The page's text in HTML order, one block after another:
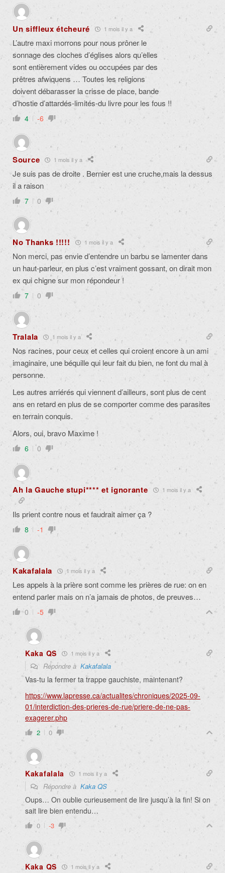
Un siffleux étcheuré 1 mois il y a
L’autre maxi morrons pour nous prôner le
sonnage des cloches d’églises alors qu’elles
sont entièrement vides ou occupées par des
prêtres afwiquens … Toutes les religions
doivent débarasser la crisse de place, bande
d’hostie d’attardés-limités-du livre pour les fous !!
4 -6
Source 1 mois il y a
Je suis pas de droite . Bernier est une cruche,mais la dessus
il a raison
7 0
No Thanks !!!!! 1 mois il y a
Non merci, pas envie d’entendre un barbu se lamenter dans
un haut-parleur, en plus c’est vraiment gossant, on dirait mon
ex qui chigne sur mon répondeur !
7 0
Tralala 1 mois il y a
Nos racines, pour ceux et celles qui croient encore à un ami
imaginaire, une béquille qui leur fait du bien, ne font du mal à
personne.
Les autres arriérés qui viennent d’ailleurs, sont plus de cent
ans en retard en plus de se comporter comme des parasites
en terrain conquis.
Alors, oui, bravo Maxime !
6 0
Ah la Gauche stupi**** et ignorante 1 mois il y a
Ils prient contre nous et faudrait aimer ça ?
8 -1
Kakafalala 1 mois il y a
Les appels à la prière sont comme les prières de rue: on en
entend parler mais on n’a jamais de photos, de preuves…
0 -5
Kaka QS 1 mois il y a
Répondre à Kakafalala
Vas-tu la fermer ta trappe gauchiste, maintenant?
https://www.lapresse.ca/actualites/chroniques/2025-09-
01/interdiction-des-prieres-de-rue/priere-de-ne-pas-
exagerer.php
2 0
Kakafalala 1 mois il y a
Répondre à Kaka QS
Oups… On oublie curieusement de lire jusqu’à la fin! Si on
sait lire bien entendu…
0 -3
Kaka QS 1 mois il y a